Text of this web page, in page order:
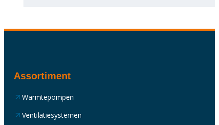
Assortiment
Warmtepompen
Ventilatiesystemen